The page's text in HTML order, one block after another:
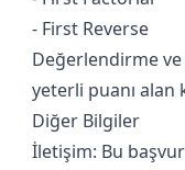
- First Reverse
Değerlendirme
yeterli puanı alan
Diğer Bilgiler
İletişim: Bu